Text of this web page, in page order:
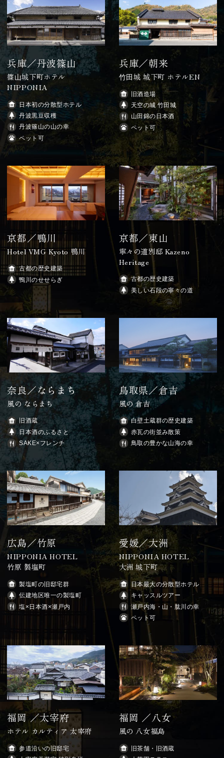
兵庫／丹波篠山
篠⼭城下町ホテル
NIPPONIA
日本初の分散型ホテル
丹波黒豆収穫
丹波篠山の山の幸
ペット可
兵庫／朝来
⽵⽥城 城下町 ホテルEN
旧酒造場
天空の城 竹田城
山田錦の日本酒
ペット可
京都／鴨川
Hotel VMG Kyoto 鴨川
古都の歴史建築
鴨川のせせらぎ
京都／東山
寧々の道別邸 Kazeno
Heritage
古都の歴史建築
美しい石段の寧々の道
奈良／ならまち
風の ならまち
旧酒蔵
日本酒のふるさと
SAKE×フレンチ
鳥取県／倉吉
風の 倉吉
白壁土蔵群の歴史建築
赤瓦の街並み散策
鳥取の豊かな山海の幸
広島／竹原
NIPPONIA HOTEL
竹原 製塩町
製塩町の旧邸宅群
伝建地区唯一の製塩町
塩×日本酒×瀬戸内
愛媛／大洲
NIPPONIA HOTEL
大洲 城下町
日本最大の分散型ホテル
キャッスルツアー
瀬戸内海・山・肱川の幸
ペット可
福岡 ／太宰府
ホテル カルティア 太宰府
参道沿いの旧邸宅
福岡 ／八女
風の 八女福島
旧茶舗・旧酒蔵